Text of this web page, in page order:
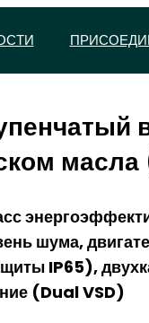
масла
шума,
IP65),
(Dual VSD)